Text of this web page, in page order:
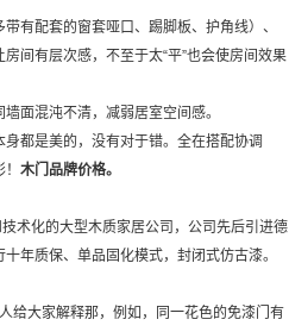
有配套的窗套哑口、踢脚板、护角线）、
间有层次感，不至于太“平”也会使房间效果
面混沌不清，减弱居室空间感。
都是美的，没有对于错。全在搭配协调
木门品牌价格。
术化的大型木质家居公司，公司先后引进德
年质保、单品固化模式，封闭式仿古漆。
给大家解释那，例如，同一花色的免漆门有